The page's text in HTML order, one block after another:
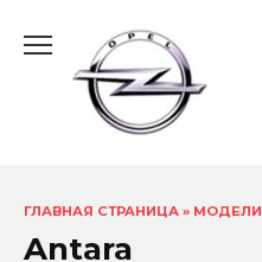
содержанию
ГЛАВНАЯ СТРАНИЦА » МОДЕЛИ
Antara